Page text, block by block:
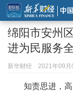
绵阳市安州
进为民服务
新华财经 2021年09月
知责思进，